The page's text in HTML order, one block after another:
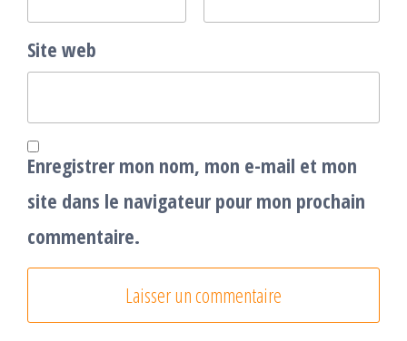
Site web
Enregistrer mon nom, mon e-mail et mon
site dans le navigateur pour mon prochain
commentaire.